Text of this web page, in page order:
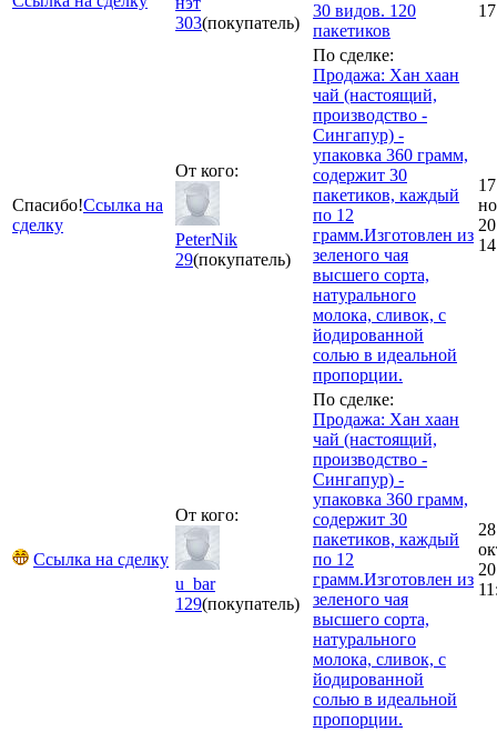
303(покупатель)
30 видов. 120
пакетиков
Спасибо!Ссылка на
сделку
От кого:
PeterNik
29(покупатель)
По сделке:
Продажа: Хан хаан
чай (настоящий,
производство -
Сингапур) -
упаковка 360 грамм,
содержит 30
пакетиков, каждый
по 12
грамм.Изготовлен из
зеленого чая
высшего сорта,
натурального
молока, сливок, с
йодированной
солью в идеальной
пропорции.
17
Ссылка на сделку
От кого:
u_bar
129(покупатель)
По сделке:
Продажа: Хан хаан
чай (настоящий,
производство -
Сингапур) -
упаковка 360 грамм,
содержит 30
пакетиков, каждый
по 12
грамм.Изготовлен из
зеленого чая
высшего сорта,
натурального
молока, сливок, с
йодированной
солью в идеальной
пропорции.
28